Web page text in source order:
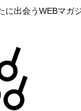
に出会うWEBマガ